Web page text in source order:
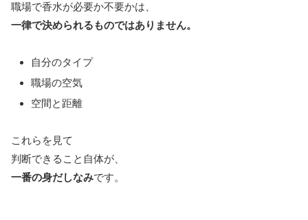
職場で香水が必要か不要かは、
一律で決められるものではありません。
自分のタイプ
職場の空気
空間と距離
これらを見て
判断できること自体が、
一番の身だしなみです。